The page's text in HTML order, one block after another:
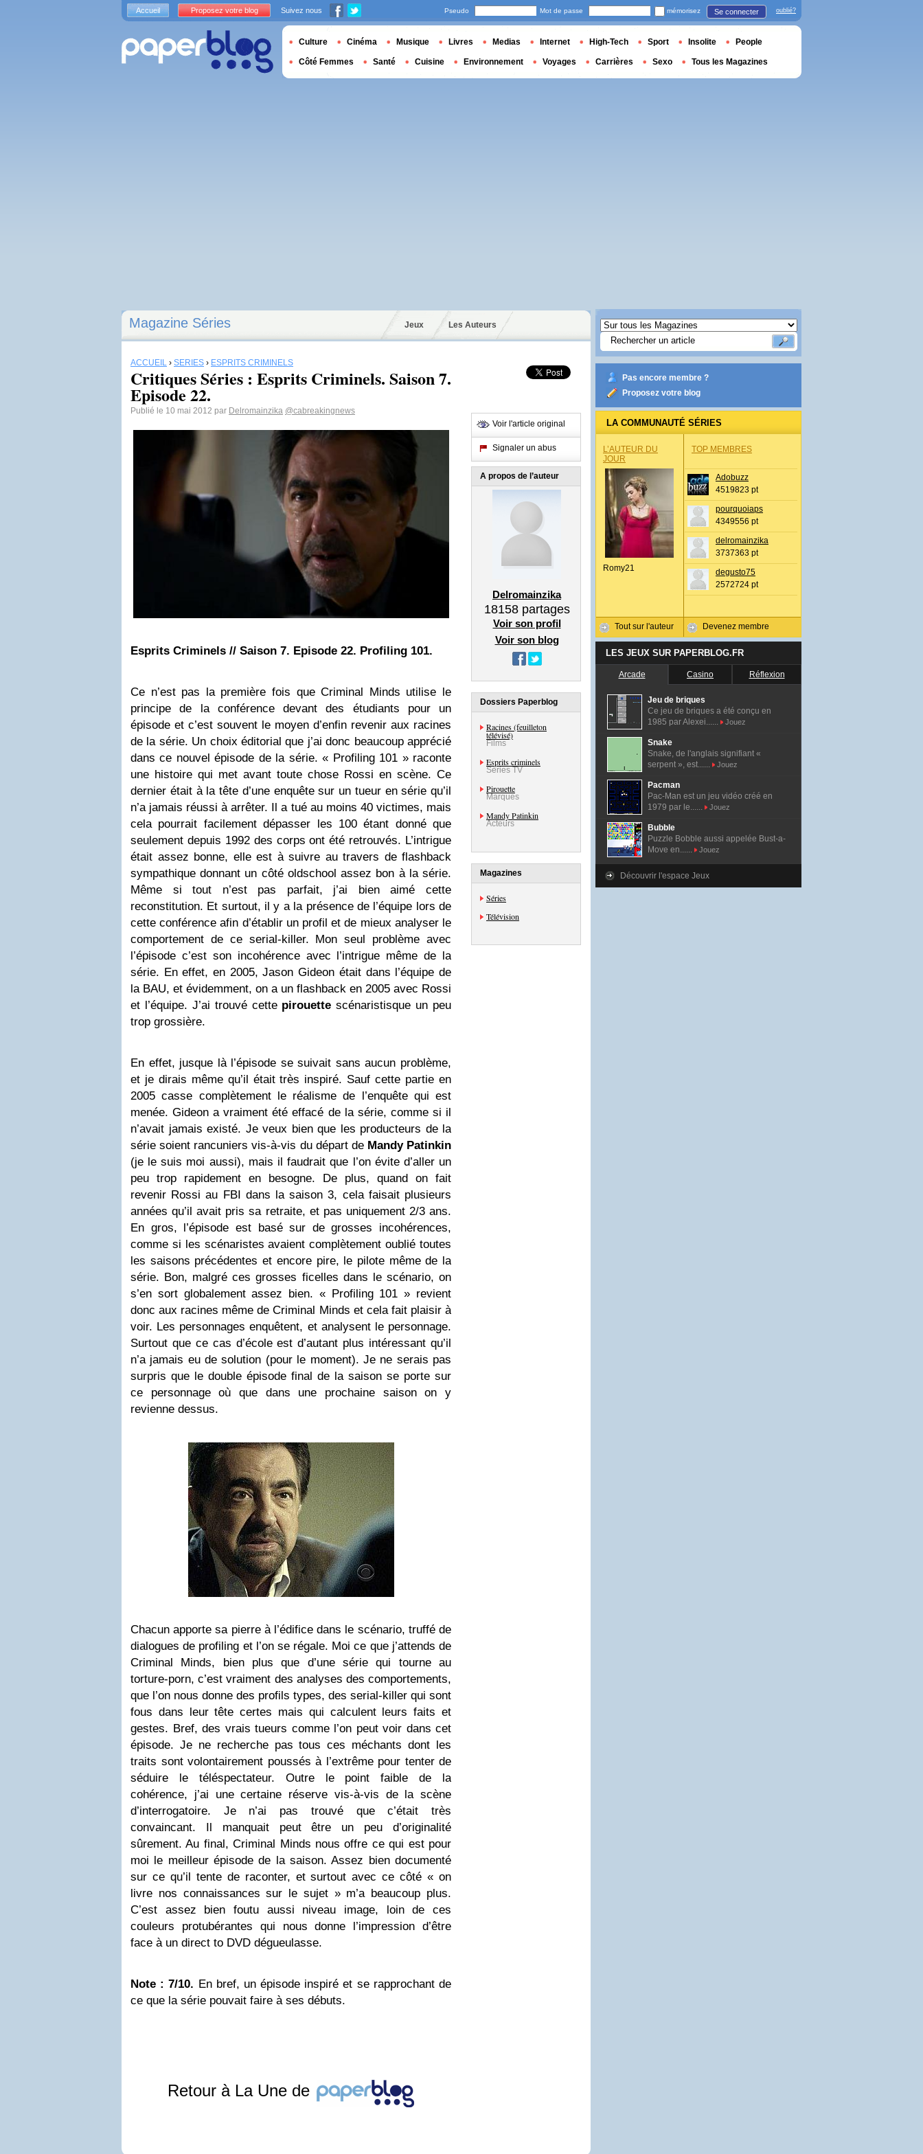
Magazine Séries Jeux Les Auteurs
ACCUEIL › SÉRIES › ESPRITS CRIMINELS
Critiques Séries : Esprits Criminels. Saison 7.
Episode 22.
Publié le 10 mai 2012 par Delromainzika @cabreakingnews
Esprits Criminels // Saison 7. Episode 22. Profiling 101.
Ce n’est pas la première fois que Criminal Minds utilise le
principe de la conférence devant des étudiants pour un
épisode et c’est souvent le moyen d’enfin revenir aux racines
de la série. Un choix éditorial que j’ai donc beaucoup apprécié
dans ce nouvel épisode de la série. « Profiling 101 » raconte
une histoire qui met avant toute chose Rossi en scène. Ce
dernier était à la tête d’une enquête sur un tueur en série qu’il
n’a jamais réussi à arrêter. Il a tué au moins 40 victimes, mais
cela pourrait facilement dépasser les 100 étant donné que
seulement depuis 1992 des corps ont été retrouvés. L’intrigue
était assez bonne, elle est à suivre au travers de flashback
sympathique donnant un côté oldschool assez bon à la série.
Même si tout n’est pas parfait, j’ai bien aimé cette
reconstitution. Et surtout, il y a la présence de l’équipe lors de
cette conférence afin d’établir un profil et de mieux analyser le
comportement de ce serial-killer. Mon seul problème avec
l’épisode c’est son incohérence avec l’intrigue même de la
série. En effet, en 2005, Jason Gideon était dans l’équipe de
la BAU, et évidemment, on a un flashback en 2005 avec Rossi
et l’équipe. J’ai trouvé cette pirouette scénaristisque un peu
trop grossière.
En effet, jusque là l’épisode se suivait sans aucun problème,
et je dirais même qu’il était très inspiré. Sauf cette partie en
2005 casse complètement le réalisme de l’enquête qui est
menée. Gideon a vraiment été effacé de la série, comme si il
n’avait jamais existé. Je veux bien que les producteurs de la
série soient rancuniers vis-à-vis du départ de Mandy Patinkin
(je le suis moi aussi), mais il faudrait que l’on évite d’aller un
peu trop rapidement en besogne. De plus, quand on fait
revenir Rossi au FBI dans la saison 3, cela faisait plusieurs
années qu’il avait pris sa retraite, et pas uniquement 2/3 ans.
En gros, l’épisode est basé sur de grosses incohérences,
comme si les scénaristes avaient complètement oublié toutes
les saisons précédentes et encore pire, le pilote même de la
série. Bon, malgré ces grosses ficelles dans le scénario, on
s’en sort globalement assez bien. « Profiling 101 » revient
donc aux racines même de Criminal Minds et cela fait plaisir à
voir. Les personnages enquêtent, et analysent le personnage.
Surtout que ce cas d’école est d’autant plus intéressant qu’il
n’a jamais eu de solution (pour le moment). Je ne serais pas
surpris que le double épisode final de la saison se porte sur
ce personnage où que dans une prochaine saison on y
revienne dessus.
Chacun apporte sa pierre à l’édifice dans le scénario, truffé de
dialogues de profiling et l’on se régale. Moi ce que j’attends de
Criminal Minds, bien plus que d’une série qui tourne au
torture-porn, c’est vraiment des analyses des comportements,
que l’on nous donne des profils types, des serial-killer qui sont
fous dans leur tête certes mais qui calculent leurs faits et
gestes. Bref, des vrais tueurs comme l’on peut voir dans cet
épisode. Je ne recherche pas tous ces méchants dont les
traits sont volontairement poussés à l’extrême pour tenter de
séduire le téléspectateur. Outre le point faible de la
cohérence, j’ai une certaine réserve vis-à-vis de la scène
d’interrogatoire. Je n’ai pas trouvé que c’était très
convaincant. Il manquait peut être un peu d’originalité
sûrement. Au final, Criminal Minds nous offre ce qui est pour
moi le meilleur épisode de la saison. Assez bien documenté
sur ce qu’il tente de raconter, et surtout avec ce côté « on
livre nos connaissances sur le sujet » m’a beaucoup plus.
C’est assez bien foutu aussi niveau image, loin de ces
couleurs protubérantes qui nous donne l’impression d’être
face à un direct to DVD dégueulasse.
Note : 7/10. En bref, un épisode inspiré et se rapprochant de
ce que la série pouvait faire à ses débuts.
Retour à La Une de
Voir l'article original
Signaler un abus
A propos de l’auteur
Delromainzika
18158partages
Voir son profil
Voir son blog
Dossiers Paperblog
Racines (feuilleton
télévisé)
Films
Esprits criminels
Séries TV
Pirouette
Marques
Mandy Patinkin
Acteurs
Magazines
Séries
Télévision
Pas encore membre ?
Proposez votre blog
LA COMMUNAUTÉ SÉRIES
L’AUTEUR DU
JOUR
Romy21
Tout sur l'auteur
TOP MEMBRES
Adobuzz
4519823 pt
pourquoiaps
4349556 pt
delromainzika
3737363 pt
degusto75
2572724 pt
Devenez membre
LES JEUX SUR PAPERBLOG.FR
Arcade Casino Réflexion
Jeu de briques
Ce jeu de briques a été conçu en
1985 par Alexei......
Jouez
Snake
Snake, de l'anglais signifiant «
serpent », est......
Jouez
Pacman
Pac-Man est un jeu vidéo créé en
1979 par le......
Jouez
Bubble
Puzzle Bobble aussi appelée Bust-a-
Move en......
Jouez
Découvrir l'espace Jeux
Accueil Proposez votre blog Suivez nous Pseudo Mot de passe mémorisez Se connecter oublié?
Culture Cinéma Musique Livres Medias Internet High-Tech Sport Insolite People
Côté Femmes Santé Cuisine Environnement Voyages Carrières Sexo Tous les Magazines